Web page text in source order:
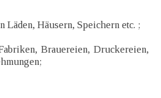
Läden, Häusern, Speichern etc. ;
Brauereien, Druckereien,